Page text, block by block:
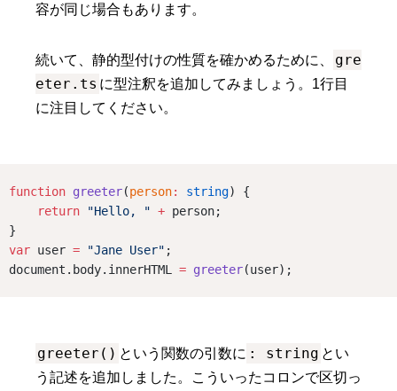
容が同じ場合もあります。
続いて、静的型付けの性質を確かめるために、
gre
eter.ts に型注釈を追加してみましょう。1行目
に注目してください。
function greeter(person: string) {
return
"Hello, " + person;
}
var user = "Jane User" ;
document.body.innerHTML = greeter(user);
greeter() という関数の引数に : string とい
う記述を追加しました。こういったコロンで区切っ